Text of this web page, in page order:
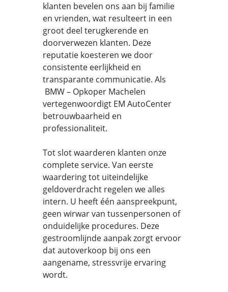
klanten bevelen ons aan bij familie
en vrienden, wat resulteert in een
groot deel terugkerende en
doorverwezen klanten. Deze
reputatie koesteren we door
consistente eerlijkheid en
transparante communicatie. Als
BMW – Opkoper Machelen
vertegenwoordigt EM AutoCenter
betrouwbaarheid en
professionaliteit.
Tot slot waarderen klanten onze
complete service. Van eerste
waardering tot uiteindelijke
geldoverdracht regelen we alles
intern. U heeft één aanspreekpunt,
geen wirwar van tussenpersonen of
onduidelijke procedures. Deze
gestroomlijnde aanpak zorgt ervoor
dat autoverkoop bij ons een
aangename, stressvrije ervaring
wordt.